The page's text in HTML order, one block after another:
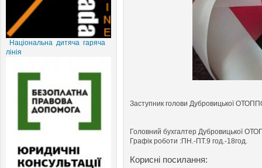
Національна дитяча гаряча
лінія
Заступник голови Дубровицької
Головний бухгалтер Дубровицької
Графік роботи :ПН.-ПТ.9 год.-18год.
Корисні посилання: